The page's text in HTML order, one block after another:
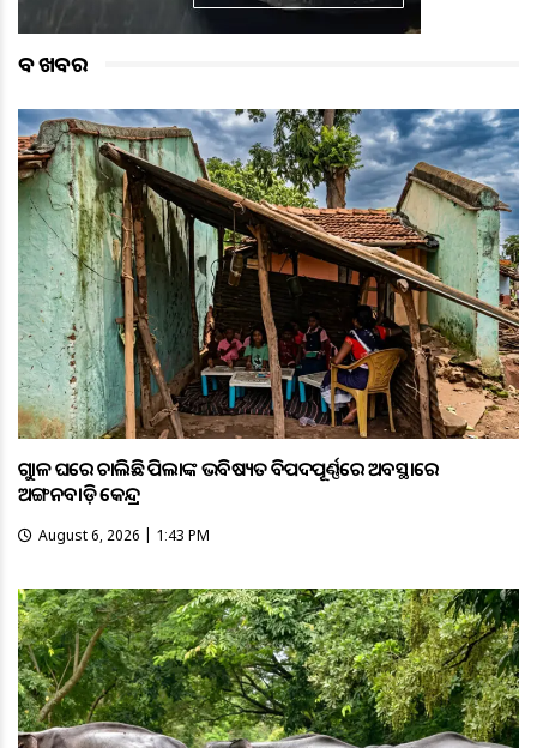
ବଡ ଖବର
ଗୁହାଳ ଘରେ ଚାଲିଛି ପିଲାଙ୍କ ଭବିଷ୍ୟତ ବିପଦପୂର୍ଣ୍ଣରେ ଅବସ୍ଥାରେ
ଅଙ୍ଗନବାଡ଼ି କେନ୍ଦ୍ର
August 6, 2026 | 1:43 PM